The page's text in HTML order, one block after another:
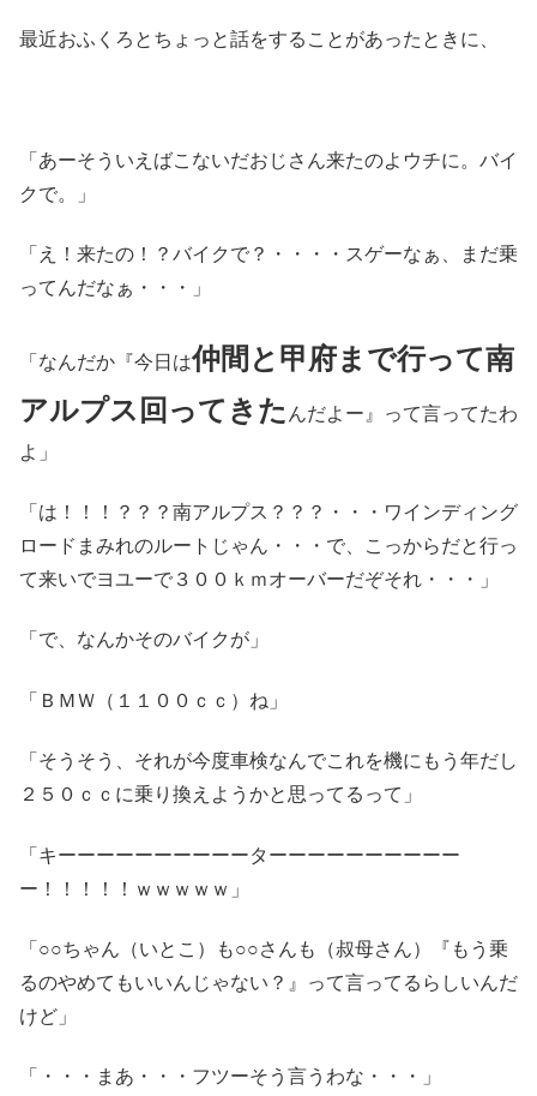
最近おふくろとちょっと話をすることがあったときに、
「あーそういえばこないだおじさん来たのよウチに。バイ
クで。」
「え！来たの！？バイクで？・・・・スゲーなぁ、まだ乗
ってんだなぁ・・・」
「なんだか『今日は仲間と甲府まで行って南
アルプス回ってきた んだよー』って言ってたわ
よ」
「は！！！？？？南アルプス？？？・・・ワインディング
ロードまみれのルートじゃん・・・で、こっからだと行っ
て来いでヨユーで３００ｋｍオーバーだぞそれ・・・」
「で、なんかそのバイクが」
「ＢＭＷ（１１００ｃｃ）ね」
「そうそう、それが今度車検なんでこれを機にもう年だし
２５０ｃｃに乗り換えようかと思ってるって」
「キーーーーーーーーーーターーーーーーーーーー
ー！！！！！ｗｗｗｗｗ」
「○○ちゃん（いとこ）も○○さんも（叔母さん）『もう乗
るのやめてもいいんじゃない？』って言ってるらしいんだ
けど」
「・・・まあ・・・フツーそう言うわな・・・」